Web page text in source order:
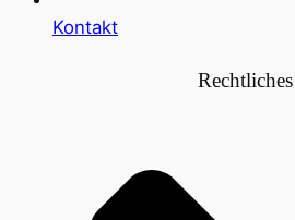
Kontakt
Rechtliches